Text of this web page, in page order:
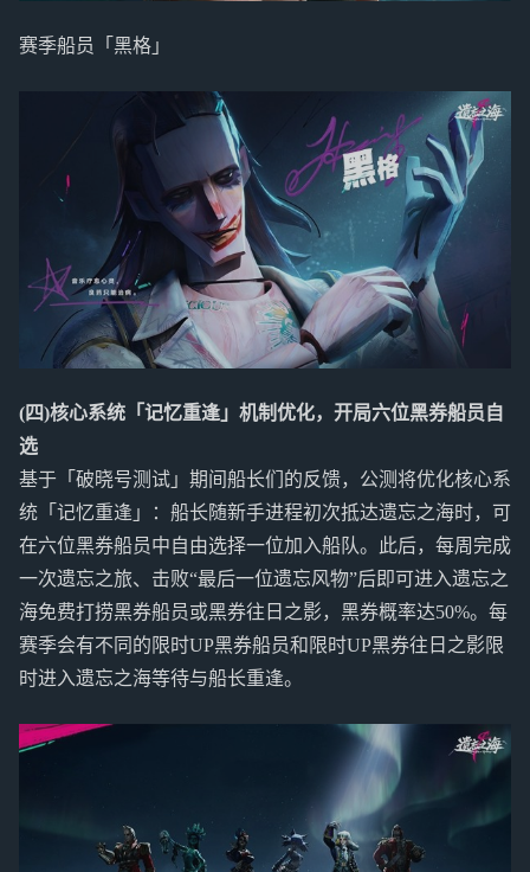
赛季船员「黑格」
(四)核心系统「记忆重逢」机制优化，开局六位黑券船员自
选
基于「破晓号测试」期间船长们的反馈，公测将优化核心系
统「记忆重逢」：船长随新手进程初次抵达遗忘之海时，可
在六位黑券船员中自由选择一位加入船队。此后，每周完成
一次遗忘之旅、击败“最后一位遗忘风物”后即可进入遗忘之
海免费打捞黑券船员或黑券往日之影，黑券概率达50%。每
赛季会有不同的限时UP黑券船员和限时UP黑券往日之影限
时进入遗忘之海等待与船长重逢。